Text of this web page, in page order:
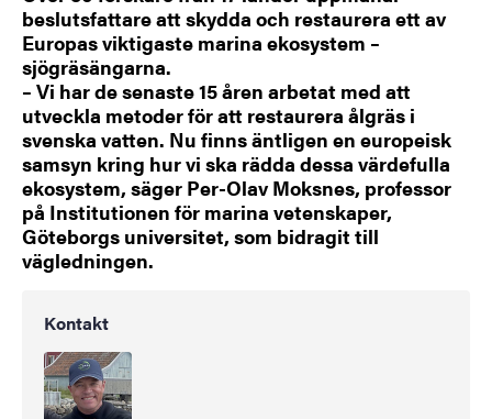
beslutsfattare att skydda och restaurera ett av
Europas viktigaste marina ekosystem –
sjögräsängarna.
– Vi har de senaste 15 åren arbetat med att
utveckla metoder för att restaurera ålgräs i
svenska vatten. Nu finns äntligen en europeisk
samsyn kring hur vi ska rädda dessa värdefulla
ekosystem, säger Per-Olav Moksnes, professor
på Institutionen för marina vetenskaper,
Göteborgs universitet, som bidragit till
vägledningen.
Kontakt